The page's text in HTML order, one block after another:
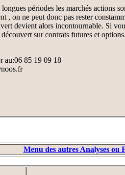
périodes les marchés actions
, on ne peut donc pas rester
devient alors incontournable. Si
sur contrats futures et
au:06 85 19 09 18
Menu des autres Analyses ou